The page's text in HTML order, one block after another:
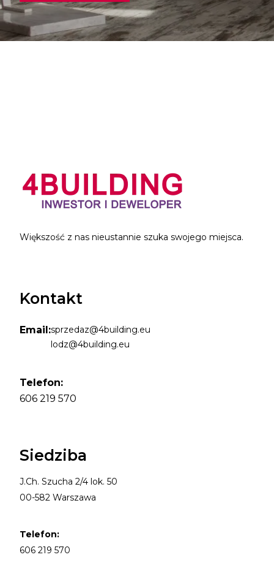
Większość z nas nieustannie szuka swojego miejsca.
Kontakt
Email:sprzedaz@4building.eu
lodz@4building.eu
Telefon:
606 219 570
Siedziba
J.Ch. Szucha 2/4 lok. 50
00-582 Warszawa
Telefon:
606 219 570